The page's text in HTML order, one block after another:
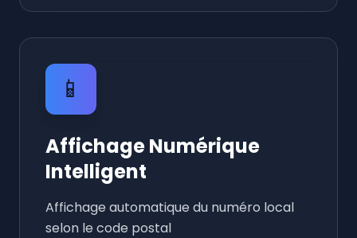
📱
Affichage Numérique
Intelligent
Affichage automatique du numéro local
selon le code postal